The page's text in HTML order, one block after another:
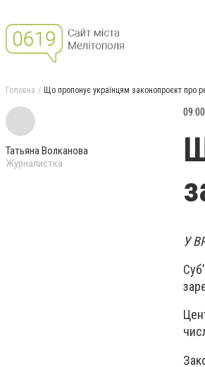
Головна Що пропонує українцям законопроєкт про
Татьяна Волканова
Журналистка
У